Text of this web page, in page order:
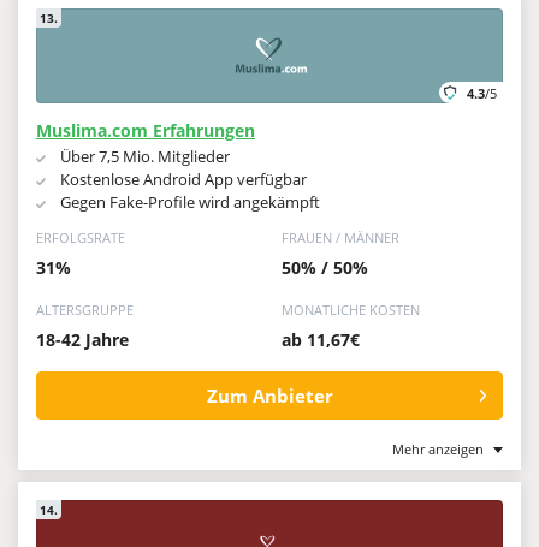
13.
4.3/5
Muslima.com Erfahrungen
Über 7,5 Mio. Mitglieder
Kostenlose Android App verfügbar
Gegen Fake-Profile wird angekämpft
ERFOLGSRATE
31%
FRAUEN / MÄNNER
50% / 50%
ALTERSGRUPPE
18-42 Jahre
MONATLICHE KOSTEN
ab 11,67€
Zum Anbieter
Mehr anzeigen
14.